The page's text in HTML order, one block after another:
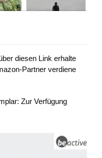
diesen Link erhalte
Partner verdiene
Zur Verfügung